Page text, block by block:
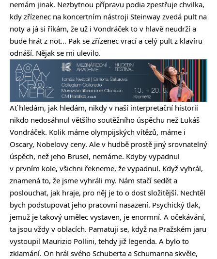
nemám jinak. Nezbytnou přípravu podia zpestřuje chvilka,
kdy zřízenec na koncertním nástroji Steinway zvedá pult na
noty a já si říkám, že už i Vondráček to v hlavě neudrží a
bude hrát z not… Pak se zřízenec vrací a celý pult z klavíru
odnáší. Nějak se mi ulevilo.
Ať hledám, jak hledám, nikdy v naší interpretační historii
nikdo nedosáhnul většího soutěžního úspěchu než Lukáš
Vondráček. Kolik máme olympijských vítězů, máme i
Oscary, Nobelovy ceny. Ale v hudbě prostě jiný srovnatelný
úspěch, než jeho Brusel, nemáme. Kdyby vypadnul
v prvním kole, všichni řekneme, že vypadnul. Když vyhrál,
znamená to, že jsme vyhráli my. Nám stačí sedět a
poslouchat, jak hraje, pro něj je to o dost složitější. Nechtěl
bych podstupovat jeho pracovní nasazení. Psychický tlak,
jemuž je takový umělec vystaven, je enormní. A očekávání,
ta jsou vždy v oblacích. Pamatuji se, když na Pražském jaru
vystoupil Maurizio Pollini, tehdy již legenda. A bylo to
zklamání. On hrál svého Schuberta a Schumanna skvěle,